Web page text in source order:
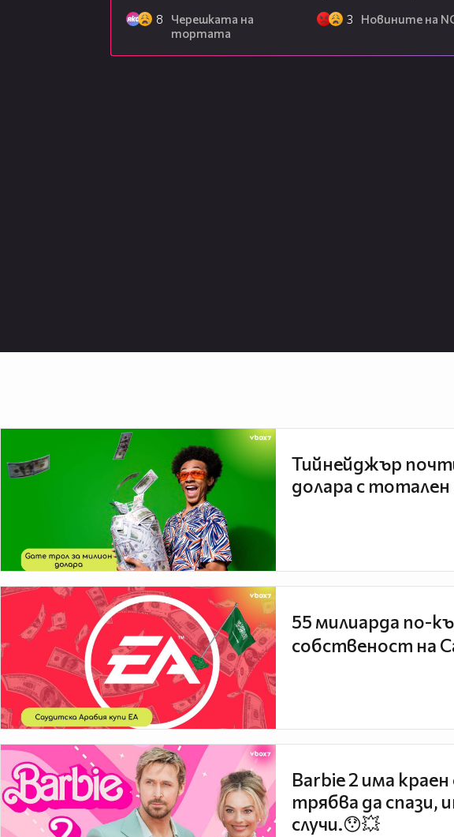
8
Черешката на
тортата
3 Новините на
Тийнейджър
долара с
55 милиарда по-
собственост на
Barbie 2 има
трябва да спази,
случи.😯💥